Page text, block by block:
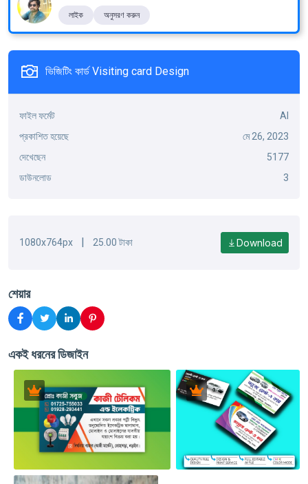
লাইক অনুসরণ করুন
ভিজিটিং কার্ড Visiting card Design
ফাইল ফর্মেট
AI
প্রকাশিত হয়েছে
মে 26, 2023
দেখেছেন
5177
ডাউনলোড
3
1080x764px | 25.00 টাকা Download
শেয়ার
একই ধরনের ডিজাইন